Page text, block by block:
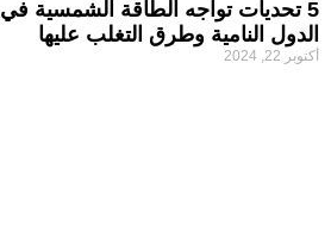
5 تحديات تواجه الطاقة الشمسية في
الدول النامية وطرق التغلب عليها
أكتوبر 22, 2024